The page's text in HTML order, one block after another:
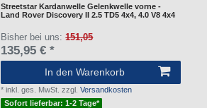
Streetstar Kardanwelle Gelenkwelle vorne -
Land Rover Discovery II 2.5 TD5 4x4, 4.0 V8 4x4
Bisher bei uns:151,05
135,95 € *
In den Warenkorb
*inkl. ges. MwSt. zzgl.Versandkosten
Sofort lieferbar: 1-2 Tage*